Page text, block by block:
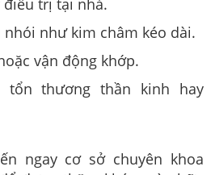
nhói như kim châm kéo dài.
vận động khớp.
tổn thương thần kinh hay
ngay cơ sở chuyên khoa